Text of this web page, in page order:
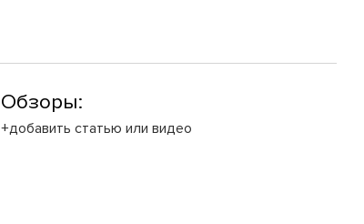
Обзоры:
+добавить статью или видео